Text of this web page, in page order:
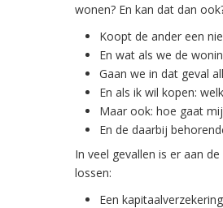
wonen? En kan dat dan
Koopt de ander een
En wat als we de
Gaan we in dat geval
En als ik wil kopen:
Maar ook: hoe gaat
En de daarbij
In veel gevallen is er aan
lossen:
Een kapitaalverzekering